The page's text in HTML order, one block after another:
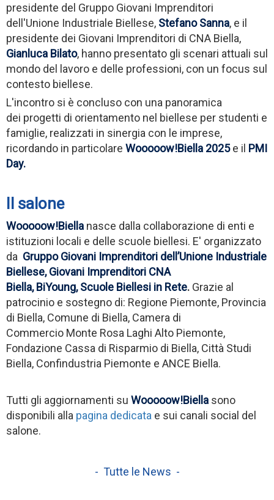
presidente del Gruppo Giovani Imprenditori
dell'Unione Industriale Biellese, Stefano Sanna, e il
presidente dei Giovani Imprenditori di CNA Biella,
Gianluca Bilato, hanno presentato gli scenari attuali sul
mondo del lavoro e delle professioni, con un focus sul
contesto biellese.
L'incontro si è concluso con una panoramica
dei progetti di orientamento nel biellese per studenti e
famiglie, realizzati in sinergia con le imprese,
ricordando in particolare Wooooow!Biella 2025e il PMI
Day.
Il salone
Wooooow!Biella nasce dalla collaborazione di enti e
istituzioni locali e delle scuole biellesi. E' organizzato
da Gruppo Giovani Imprenditori dell’Unione Industriale
Biellese, Giovani Imprenditori CNA
Biella, BiYoung, Scuole Biellesi in Rete. Grazie al
patrocinio e sostegno di: Regione Piemonte, Provincia
di Biella, Comune di Biella, Camera di
Commercio Monte Rosa Laghi Alto Piemonte,
Fondazione Cassa di Risparmio di Biella, Città Studi
Biella, Confindustria Piemonte e ANCE Biella.
Tutti gli aggiornamenti su Wooooow!Biella sono
disponibili alla pagina dedicata e sui canali social del
salone.
- Tutte le News -